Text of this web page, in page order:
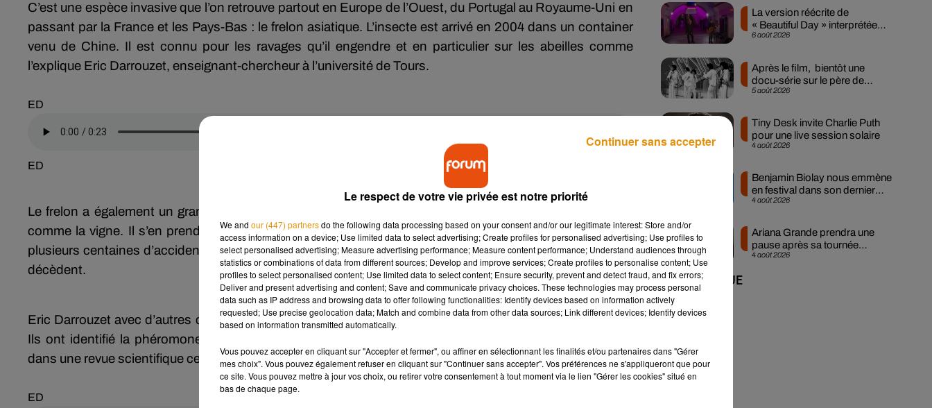
C’est une espèce invasive que l’on retrouve partout en Europe de l’Ouest, du Portugal au Royaume-Uni en
passant par la France et les Pays-Bas : le frelon asiatique. L’insecte est arrivé en 2004 dans un container
venu de Chine. Il est connu pour les ravages qu’il engendre et en particulier sur les abeilles comme
l’explique Eric Darrouzet, enseignant-chercheur à l’université de Tours.
ED
ED
Le frelon a également un grand besoin de sucre s’attaque aux activités apicoles mais aussi arboricoles
comme la vigne. Il s’en prend également à des insectes pollinisateurs. Il est également responsable de
plusieurs centaines d’accidents chaque année. De nombreuses personnes sont piquées et certaines en
décèdent.
Eric Darrouzet avec d’autres chercheurs et notamment chinois travaille sur un dispositif de lutte efficace.
Ils ont identifié la phéromone sexuelle de l’insecte et l’ont testée comme appât. Les résultats, publiés
dans une revue scientifique cette semaine, semblent prometteurs.
ED
6 août 2026
La version réécrite de
« Beautiful Day » interprétée
lors des...
5 août 2026
Après le film, bientôt une
docu-série sur le père de
Michael Jackson
4 août 2026
Tiny Desk invite Charlie Puth
pour une live session solaire
4 août 2026
Benjamin Biolay nous emmène
en festival dans son dernier
clip
4 août 2026
Ariana Grande prendra une
pause après sa tournée
mondiale
+ DE MUSIQUE
Le respect de votre vie privée est notre priorité
We and our (447) partnersdo the following data processing based on your consent and/or our legitimate interest: Store and/or
access information on a device; Use limited data to select advertising; Create profiles for personalised advertising; Use profiles to
select personalised advertising; Measure advertising performance; Measure content performance; Understand audiences through
statistics or combinations of data from different sources; Develop and improve services; Create profiles to personalise content; Use
profiles to select personalised content; Use limited data to select content; Ensure security, prevent and detect fraud, and fix errors;
Deliver and present advertising and content; Save and communicate privacy choices. These technologies may process personal
data such as IP address and browsing data to offer following functionalities: Identify devices based on information actively
requested; Use precise geolocation data; Match and combine data from other data sources; Link different devices; Identify devices
based on information transmitted automatically.
Vous pouvez accepter en cliquant sur "Accepter et fermer", ou affiner en sélectionnant les finalités et/ou partenaires dans "Gérer
mes choix". Vous pouvez également refuser en cliquant sur "Continuer sans accepter". Vos préférences ne s'appliqueront que pour
ce site. Vous pouvez mettre à jour vos choix, ou retirer votre consentement à tout moment via le lien "Gérer les cookies" situé en
bas de chaque page.
Continuer sans accepter